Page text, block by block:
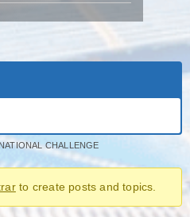
CHALLENGE
to create posts and topics.